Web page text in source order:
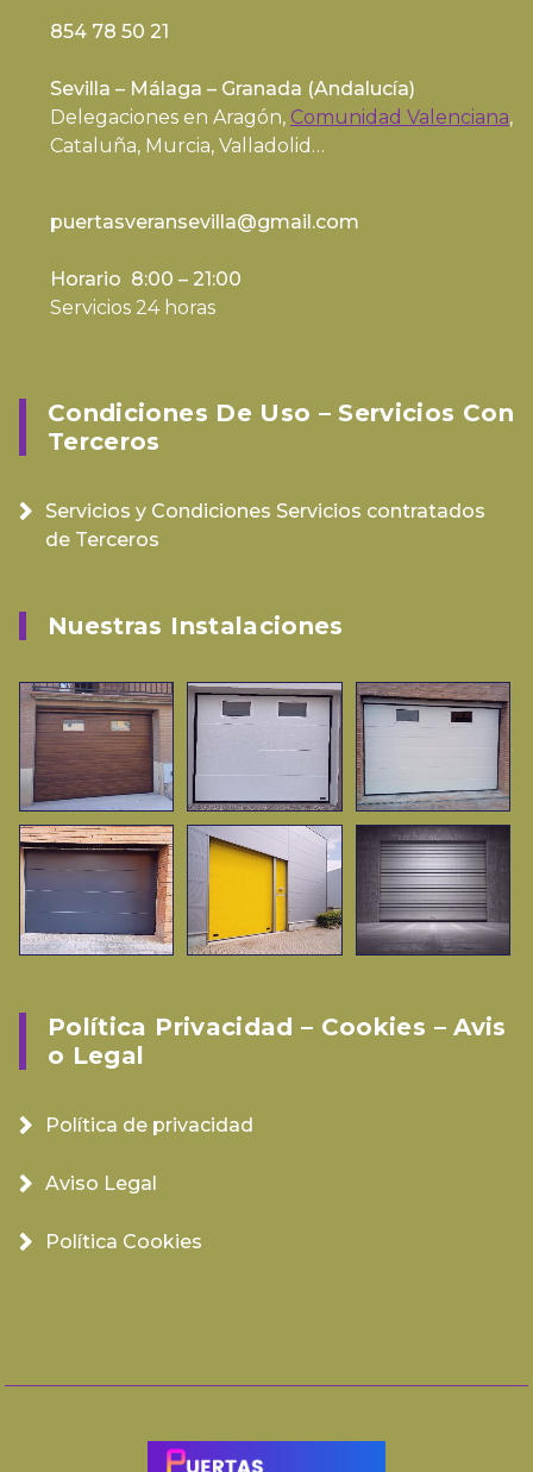
854 78 50 21
Sevilla – Málaga – Granada (Andalucía)
Delegaciones en Aragón, Comunidad Valenciana,
Cataluña, Murcia, Valladolid…
puertasveransevilla@gmail.com
Horario 8:00 – 21:00
Servicios 24 horas
Condiciones De Uso – Servicios Con
Terceros
Servicios y Condiciones Servicios contratados
de Terceros
Nuestras Instalaciones
Política Privacidad – Cookies – Avis
O Legal
Política de privacidad
Aviso Legal
Política Cookies